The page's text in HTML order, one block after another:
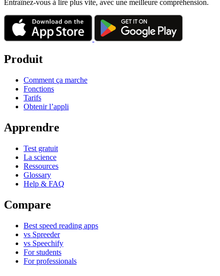
Entraînez-vous à lire plus vite, avec une meilleure compréhension.
Produit
Comment ça marche
Fonctions
Tarifs
Obtenir l’appli
Apprendre
Test gratuit
La science
Ressources
Glossary
Help & FAQ
Compare
Best speed reading apps
vs Spreeder
vs Speechify
For students
For professionals